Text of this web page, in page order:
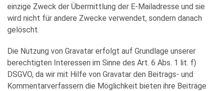
einzige Zweck der Übermittlung der E-Mailadresse und sie
wird nicht für andere Zwecke verwendet, sondern danach
gelöscht.
Die Nutzung von Gravatar erfolgt auf Grundlage unserer
berechtigten Interessen im Sinne des Art. 6 Abs. 1 lit. f)
DSGVO, da wir mit Hilfe von Gravatar den Beitrags- und
Kommentarverfassern die Möglichkeit bieten ihre Beiträge